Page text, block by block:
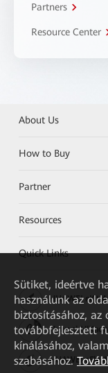
Partners
Resource Center
About Us
How to Buy
Partner
Resources
Quick Links
HUAWEI eKit
Huawei
HUAWEI eFly
Sütiket, ideértve
használunk az
biztosításához, az
továbbfejlesztett
kínálásához,
szabásához.